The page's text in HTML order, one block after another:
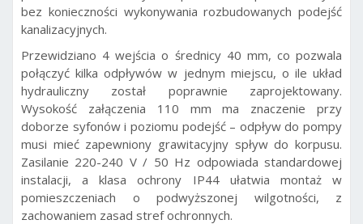
bez konieczności wykonywania rozbudowanych podejść
kanalizacyjnych.
Przewidziano 4 wejścia o średnicy 40 mm, co pozwala
połączyć kilka odpływów w jednym miejscu, o ile układ
hydrauliczny został poprawnie zaprojektowany.
Wysokość załączenia 110 mm ma znaczenie przy
doborze syfonów i poziomu podejść – odpływ do pompy
musi mieć zapewniony grawitacyjny spływ do korpusu.
Zasilanie 220-240 V / 50 Hz odpowiada standardowej
instalacji, a klasa ochrony IP44 ułatwia montaż w
pomieszczeniach o podwyższonej wilgotności, z
zachowaniem zasad stref ochronnych.